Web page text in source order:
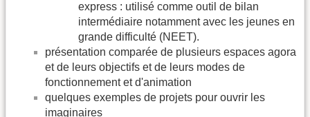
express : utilisé comme outil de bilan
intermédiaire notamment avec les jeunes en
grande difficulté (NEET).
présentation comparée de plusieurs espaces agora
et de leurs objectifs et de leurs modes de
fonctionnement et d'animation
quelques exemples de projets pour ouvrir les
imaginaires